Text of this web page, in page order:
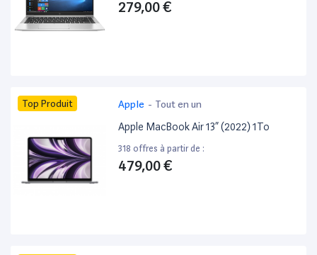
279,00 €
Top Produit Apple - Tout en un
Apple MacBook Air 13” (2022) 1To
318 offres à partir de :
479,00 €